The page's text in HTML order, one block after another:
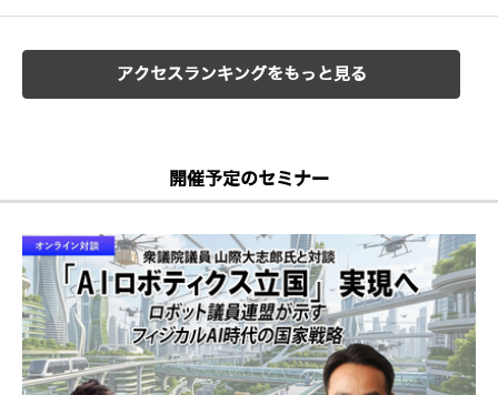
アクセスランキングをもっと見る
開催予定のセミナー